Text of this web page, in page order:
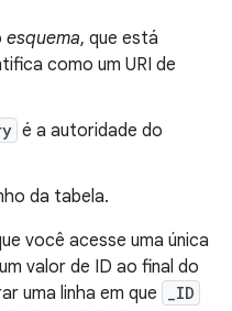
esquema, que está
como um URI de
é a autoridade do
da tabela.
você acesse uma única
valor de ID ao final do
uma linha em que
_ID